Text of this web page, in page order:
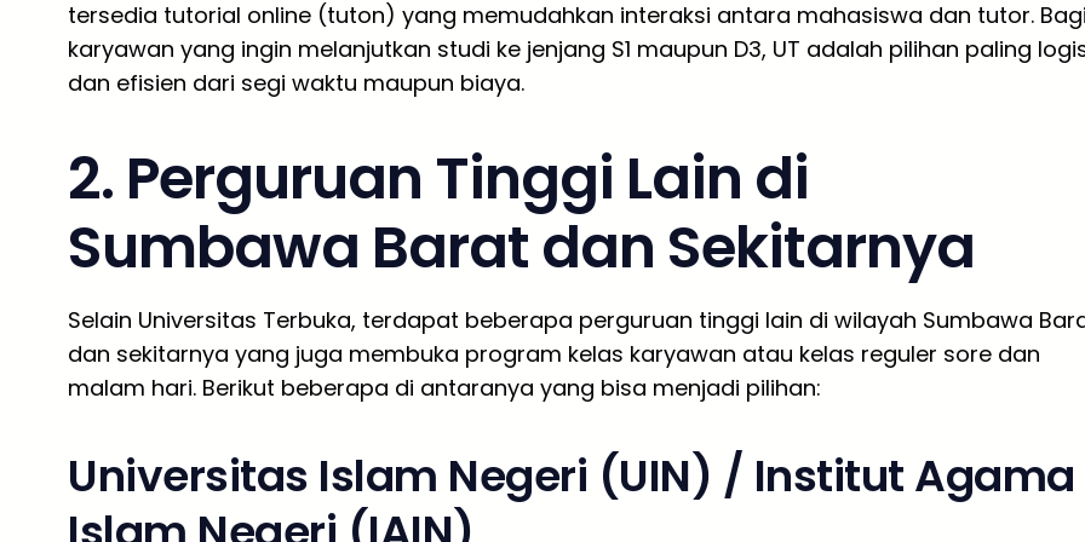
tersedia tutorial online (tuton) yang memudahkan interaksi antara mahasiswa dan tutor. Bagi
karyawan yang ingin melanjutkan studi ke jenjang S1 maupun D3, UT adalah pilihan paling
dan efisien dari segi waktu maupun biaya.
2. Perguruan Tinggi Lain di
Sumbawa Barat dan Sekitarnya
Selain Universitas Terbuka, terdapat beberapa perguruan tinggi lain di wilayah Sumbawa
dan sekitarnya yang juga membuka program kelas karyawan atau kelas reguler sore dan
malam hari. Berikut beberapa di antaranya yang bisa menjadi pilihan:
Universitas Islam Negeri (UIN) / Institut Agama